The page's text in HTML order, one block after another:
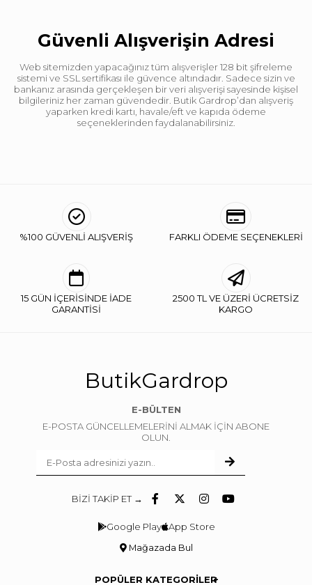
Desen Düz
Ortam Günlük
Güvenli Alışverişin Adresi
Web sitemizden yapacağınız tüm alışverişler 128 bit şifreleme
sistemi ve SSL sertifikası ile güvence altındadır. Sadece sizin ve
bankanız arasında gerçekleşen bir veri alışverişi sayesinde kişisel
bilgileriniz her zaman güvendedir. Butik Gardrop’dan alışveriş
yaparken kredi kartı, havale/eft ve kapıda ödeme
seçeneklerinden faydalanabilirsiniz.
%100 GÜVENLİ ALIŞVERİŞ FARKLI ÖDEME SEÇENEKLERİ
15 GÜN İÇERİSİNDE İADE
GARANTİSİ
2500 TL VE ÜZERİ ÜCRETSİZ
KARGO
ButikGardrop
E-BÜLTEN
E-POSTA GÜNCELLEMELERİNİ ALMAK İÇİN ABONE
OLUN.
BİZİ TAKİP ET →
Google Play App Store
Mağazada Bul
POPÜLER KATEGORİLER